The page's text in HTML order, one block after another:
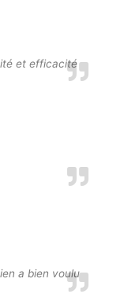
et efficacité
a bien voulu